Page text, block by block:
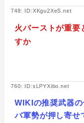
748: ID:XKgu2XeS.net
火バーストが重要
すか
760: ID:sLPYXibo.net
WIKIの推奨武器
バ軍勢が押し寄せ